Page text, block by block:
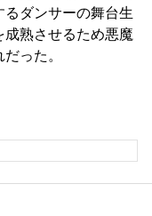
ダンサーの舞台生
熟させるため悪魔
った。